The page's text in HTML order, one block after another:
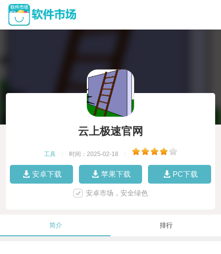
云上极速官网
工具 时间：2025-02-18
安卓下载 苹果下载 PC下载
安卓市场，安全绿色
简介 排行